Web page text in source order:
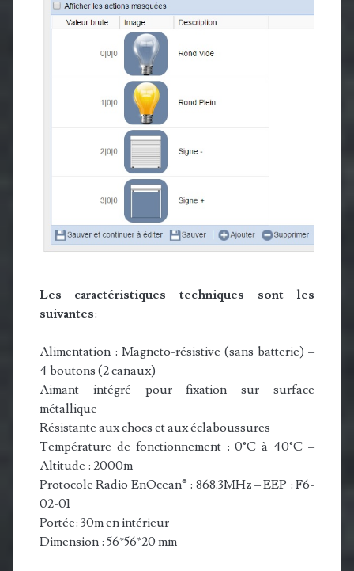
Les caractéristiques techniques sont les
suivantes:
Alimentation : Magneto-résistive (sans batterie) –
4 boutons (2 canaux)
Aimant intégré pour fixation sur surface
métallique
Résistante aux chocs et aux éclaboussures
Température de fonctionnement : 0°C à 40°C –
Altitude : 2000m
Protocole Radio EnOcean® : 868.3MHz – EEP : F6-
02-01
Portée: 30m en intérieur
Dimension : 56*56*20 mm